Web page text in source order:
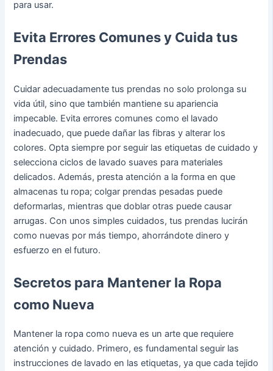
para usar.
Evita Errores Comunes y Cuida tus
Prendas
Cuidar adecuadamente tus prendas no solo prolonga su
vida útil, sino que también mantiene su apariencia
impecable. Evita errores comunes como el lavado
inadecuado, que puede dañar las fibras y alterar los
colores. Opta siempre por seguir las etiquetas de cuidado y
selecciona ciclos de lavado suaves para materiales
delicados. Además, presta atención a la forma en que
almacenas tu ropa; colgar prendas pesadas puede
deformarlas, mientras que doblar otras puede causar
arrugas. Con unos simples cuidados, tus prendas lucirán
como nuevas por más tiempo, ahorrándote dinero y
esfuerzo en el futuro.
Secretos para Mantener la Ropa
como Nueva
Mantener la ropa como nueva es un arte que requiere
atención y cuidado. Primero, es fundamental seguir las
instrucciones de lavado en las etiquetas, ya que cada tejido